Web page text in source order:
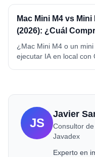
Mac Mini M4 vs
(2026): ¿Cuál
¿Mac Mini M4 o un
ejecutar IA en local con
JS
Javier
Consultor
Javadex
Experto en